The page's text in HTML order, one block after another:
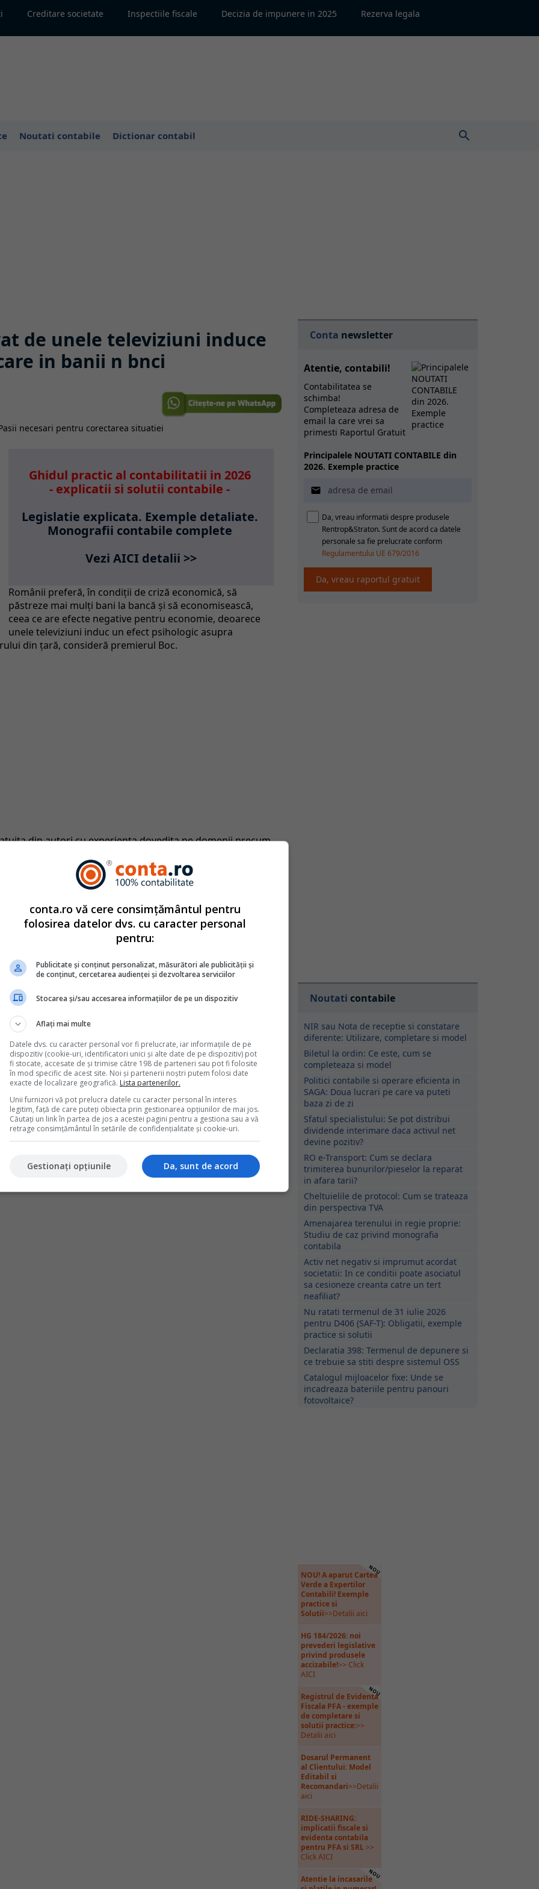
Creditare societate Inspectiile fiscale Decizia de impunere in 2025 Rezerva legala
Noutati contabile Dictionar contabil search
de unele televiziuni induce
in banii n bnci
Ghidul practic al contabilitatii in 2026
- explicatii si solutii contabile -
Legislatie explicata. Exemple detaliate.
Monografii contabile complete
Vezi AICI detalii >>
Românii preferă, în condiţii de criză economică, să
păstreze mai mulţi bani la bancă şi să economisească,
ceea ce are efecte negative pentru economie, deoarece
unele televiziuni induc un efect psihologic asupra
din ţară, consideră premierul Boc.
din autori cu experienta dovedita pe domenii precum
Colectivul si-a propus sa creeze continut interesant si bine
Va oferim solutii utile pentru orice dilema legislativa cu
contabile complete
UE. Monografie contabila si tratament fiscal
Uniunii Europene implica o serie de particularitati fiscale
corect pentru a evita erori de raportare sau riscuri la un
din perspectiva TVA si a taxarii inverse, pana la inregistrarile
de nerezidenti, fiecare tranzactie necesita o analiza atenta a
contabile specifice, generate de particularitatile acestui
intermedierea serviciilor de transport si cazare sau aplicarea
acest articol vom prezenta o monografie contabila
turistice si vom analiza si principalele aspecte fiscal-
de...
Conta newsletter
Atentie, contabili!
Contabilitatea se
schimba!
Completeaza adresa de
email la care vrei sa
primesti Raportul Gratuit
Principalele NOUTATI CONTABILE din
2026. Exemple practice

Da, vreau informatii despre produsele
Rentrop&Straton. Sunt de acord ca datele
personale sa fie prelucrate conform
Regulamentului UE 679/2016
Noutati contabile
NIR sau Nota de receptie si constatare
diferente: Utilizare, completare si model
Biletul la ordin: Ce este, cum se
completeaza si model
Politici contabile si operare eficienta in
SAGA: Doua lucrari pe care va puteti
baza zi de zi
Sfatul specialistului: Se pot distribui
dividende interimare daca activul net
devine pozitiv?
RO e-Transport: Cum se declara
trimiterea bunurilor/pieselor la reparat
in afara tarii?
Cheltuielile de protocol: Cum se trateaza
din perspectiva TVA
Amenajarea terenului in regie proprie:
Studiu de caz privind monografia
contabila
Activ net negativ si imprumut acordat
societatii: In ce conditii poate asociatul
sa cesioneze creanta catre un tert
neafiliat?
Nu ratati termenul de 31 iulie 2026
pentru D406 (SAF-T): Obligatii, exemple
practice si solutii
Declaratia 398: Termenul de depunere si
ce trebuie sa stiti despre sistemul OSS
Catalogul mijloacelor fixe: Unde se
incadreaza bateriile pentru panouri
fotovoltaice?
NOU! A aparut Cartea
Verde a Expertilor
Contabili! Exemple
practice si
Solutii>>Detalii aici
HG 184/2026: noi
prevederi legislative
privind produsele
accizabile!>> Click
AICI
Registrul de Evidenta
Fiscala PFA - exemple
de completare si
solutii practice:>>
Detalii aici
Dosarul Permanent
al Clientului: Model
Editabil si
Recomandari>>Detalii
aici
RIDE-SHARING:
implicatii fiscale si
evidenta contabila
pentru PFA si SRL>>
Click AICI
Atentie la incasarile
conta.ro vă cere consimțământul pentru
folosirea datelor dvs. cu caracter personal
pentru:
Publicitate și conținut personalizat, măsurători ale publicității și
de conținut, cercetarea audienței și dezvoltarea serviciilor
Stocarea și/sau accesarea informațiilor de pe un dispozitiv
Aflați mai multe
Datele dvs. cu caracter personal vor fi prelucrate, iar informațiile de pe
dispozitiv (cookie-uri, identificatori unici și alte date de pe dispozitiv) pot
fi stocate, accesate de și trimise către 198 de parteneri sau pot fi folosite
în mod specific de acest site. Noi și partenerii noștri putem folosi date
exacte de localizare geografică. Lista partenerilor.
Unii furnizori vă pot prelucra datele cu caracter personal în interes
legitim, față de care puteți obiecta prin gestionarea opțiunilor de mai jos.
Căutați un link în partea de jos a acestei pagini pentru a gestiona sau a vă
retrage consimțământul în setările de confidențialitate și cookie-uri.
Da, sunt de acord
Gestionați opțiunile